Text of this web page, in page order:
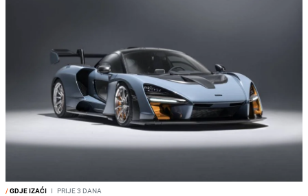
/GDJE IZAĆI I PRIJE 3 DANA